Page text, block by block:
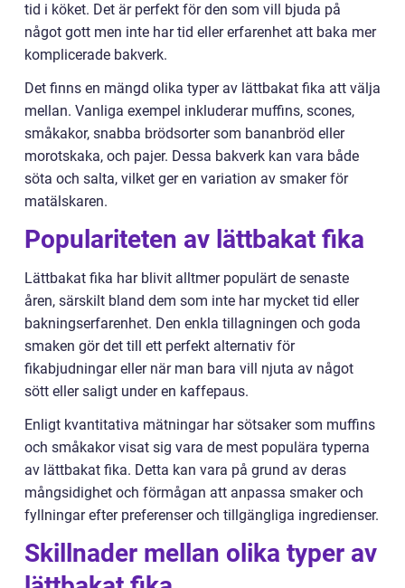
tid i köket. Det är perfekt för den som vill bjuda på
något gott men inte har tid eller erfarenhet att baka mer
komplicerade bakverk.
Det finns en mängd olika typer av lättbakat fika att välja
mellan. Vanliga exempel inkluderar muffins, scones,
småkakor, snabba brödsorter som bananbröd eller
morotskaka, och pajer. Dessa bakverk kan vara både
söta och salta, vilket ger en variation av smaker för
matälskaren.
Populariteten av lättbakat fika
Lättbakat fika har blivit alltmer populärt de senaste
åren, särskilt bland dem som inte har mycket tid eller
bakningserfarenhet. Den enkla tillagningen och goda
smaken gör det till ett perfekt alternativ för
fikabjudningar eller när man bara vill njuta av något
sött eller saligt under en kaffepaus.
Enligt kvantitativa mätningar har sötsaker som muffins
och småkakor visat sig vara de mest populära typerna
av lättbakat fika. Detta kan vara på grund av deras
mångsidighet och förmågan att anpassa smaker och
fyllningar efter preferenser och tillgängliga ingredienser.
Skillnader mellan olika typer av